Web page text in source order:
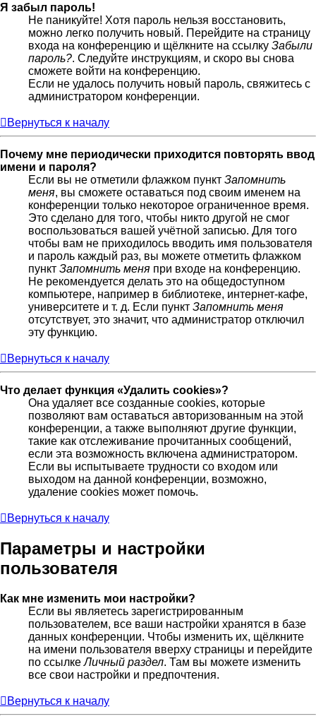
Я забыл пароль!
Не паникуйте! Хотя пароль нельзя восстановить,
можно легко получить новый. Перейдите на страницу
входа на конференцию и щёлкните на ссылку Забыли
пароль?. Следуйте инструкциям, и скоро вы снова
сможете войти на конференцию.
Если не удалось получить новый пароль, свяжитесь с
администратором конференции.
Вернуться к началу
Почему мне периодически приходится повторять ввод
имени и пароля?
Если вы не отметили флажком пункт Запомнить
меня, вы сможете оставаться под своим именем на
конференции только некоторое ограниченное время.
Это сделано для того, чтобы никто другой не смог
воспользоваться вашей учётной записью. Для того
чтобы вам не приходилось вводить имя пользователя
и пароль каждый раз, вы можете отметить флажком
пункт Запомнить меня при входе на конференцию.
Не рекомендуется делать это на общедоступном
компьютере, например в библиотеке, интернет-кафе,
университете и т. д. Если пункт Запомнить меня
отсутствует, это значит, что администратор отключил
эту функцию.
Вернуться к началу
Что делает функция «Удалить cookies»?
Она удаляет все созданные cookies, которые
позволяют вам оставаться авторизованным на этой
конференции, а также выполняют другие функции,
такие как отслеживание прочитанных сообщений,
если эта возможность включена администратором.
Если вы испытываете трудности со входом или
выходом на данной конференции, возможно,
удаление cookies может помочь.
Вернуться к началу
Параметры и настройки
пользователя
Как мне изменить мои настройки?
Если вы являетесь зарегистрированным
пользователем, все ваши настройки хранятся в базе
данных конференции. Чтобы изменить их, щёлкните
на имени пользователя вверху страницы и перейдите
по ссылкеЛичный раздел. Там вы можете изменить
все свои настройки и предпочтения.
Вернуться к началу